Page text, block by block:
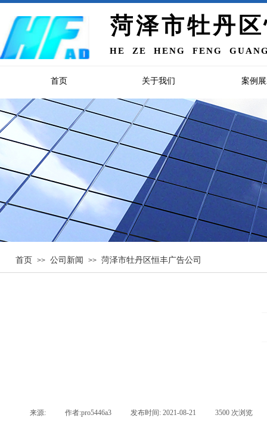
菏泽市牡丹
HE ZE HENG FENG
首页 关于我们 案例
首页 >> 公司新闻 >> 菏泽市牡丹区恒丰广告公司
来源: 作者:pro5446a3 发布时间: 2021-08-21 3500 次浏览